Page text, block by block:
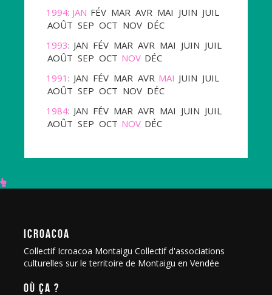
1994: JAN FÉV MAR AVR MAI JUIN JUIL
AOÛT SEP OCT NOV DÉC
1993: JAN FÉV MAR AVR MAI JUIN JUIL
AOÛT SEP OCT NOV DÉC
1991 : JAN FÉV MAR AVR MAI JUIN JUIL
AOÛT SEP OCT NOV DÉC
1984: JAN FÉV MAR AVR MAI JUIN JUIL
AOÛT SEP OCT NOV DÉC
ICROACOA
Collectif Icroacoa Montaigu Collectif d'associations
culturelles sur le territoire de Montaigu en Vendée
OÙ ÇA ?